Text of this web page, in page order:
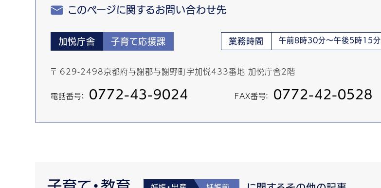
このページに関するお問い合わせ先
加悦庁舎 子育て応援課 業務時間 午前8時30分～午後5時15分
〒 629-2498京都府与謝郡与謝野町字加悦433番地 加悦庁舎2階
電話番号： 0772-43-9024 FAX番号： 0772-42-0528